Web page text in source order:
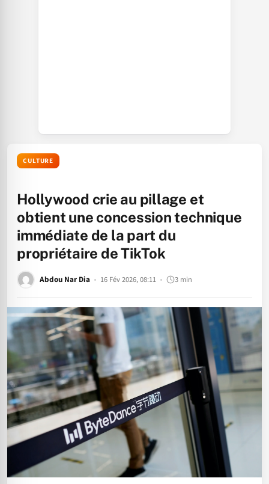
CULTURE
Hollywood crie au pillage et
obtient une concession technique
immédiate de la part du
propriétaire de TikTok
Abdou Nar Dia 16 Fév 2026, 08:11 3 min